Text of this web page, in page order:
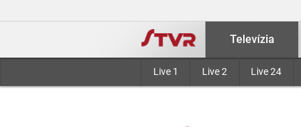
Televízia
Live 1 Live 2 Live 24